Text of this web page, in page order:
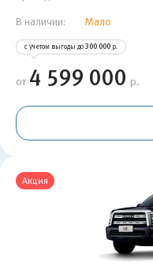
В наличии: Мало
с учетом выгоды до 300 000 р.
от 4 599 000 р.
Акция